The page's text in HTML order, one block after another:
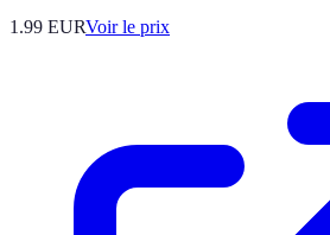
1.99 EURVoir le prix